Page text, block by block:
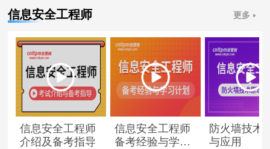
信息安全工程师 更多
信息安全工程师
介绍及备考指导
信息安全工程师
备考经验与学习
防火墙技术
与应用